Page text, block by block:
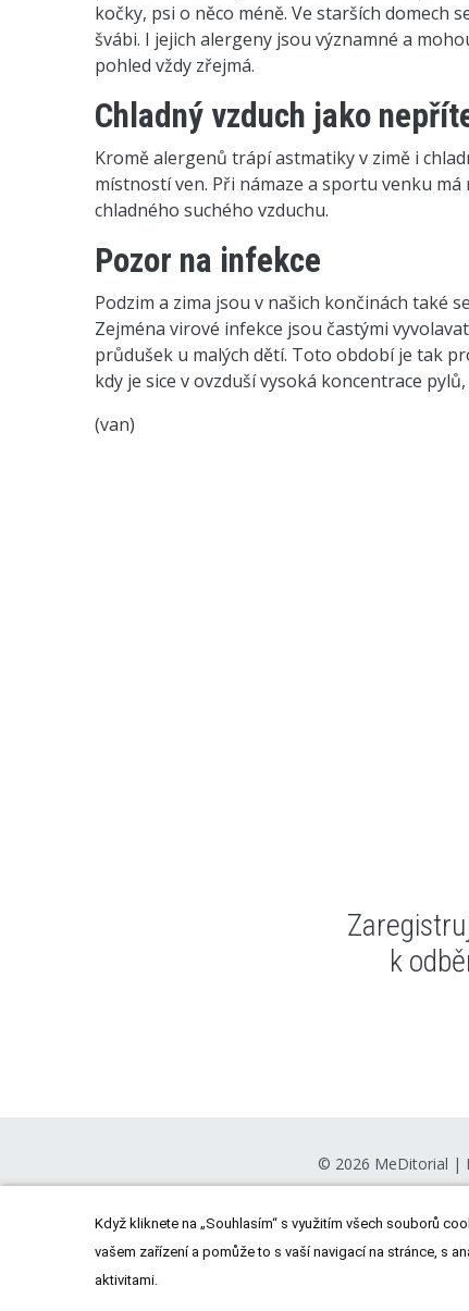
kočky, psi o něco méně. Ve starších domech
švábi. I jejich alergeny jsou významné a
pohled vždy zřejmá.
Chladný vzduch jako
Kromě alergenů trápí astmatiky v zimě i
místností ven. Při námaze a sportu venku
chladného suchého vzduchu.
Pozor na infekce
Podzim a zima jsou v našich končinách také
Zejména virové infekce jsou častými
průdušek u malých dětí. Toto období je tak
kdy je sice v ovzduší vysoká koncentrace
(van)
k
© 2026 MeDitorial |
Když kliknete na „Souhlasím“ s využitím všech souborů
vašem zařízení a pomůže to s vaší navigací na stránce, s
aktivitami.